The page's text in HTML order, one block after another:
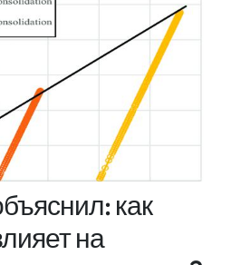
как
на